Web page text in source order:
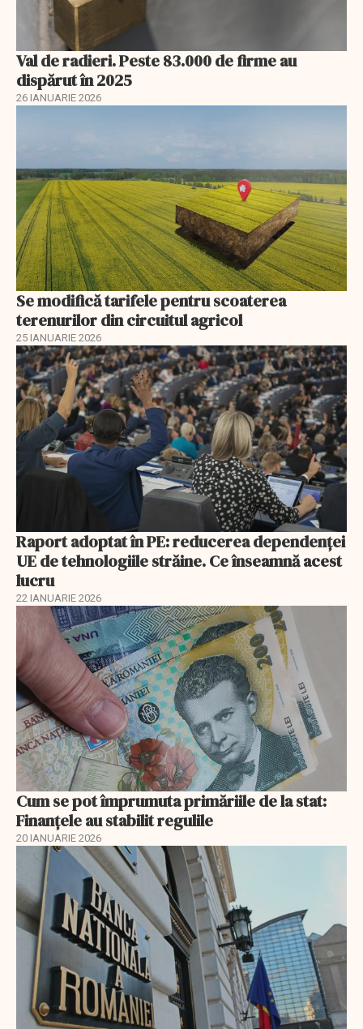
Val de radieri. Peste 83.000 de firme au
dispărut în 2025
26 IANUARIE 2026
Se modifică tarifele pentru scoaterea
terenurilor din circuitul agricol
25 IANUARIE 2026
Raport adoptat în PE: reducerea dependenței
UE de tehnologiile străine. Ce înseamnă acest
lucru
22 IANUARIE 2026
Cum se pot împrumuta primăriile de la stat:
Finanțele au stabilit regulile
20 IANUARIE 2026